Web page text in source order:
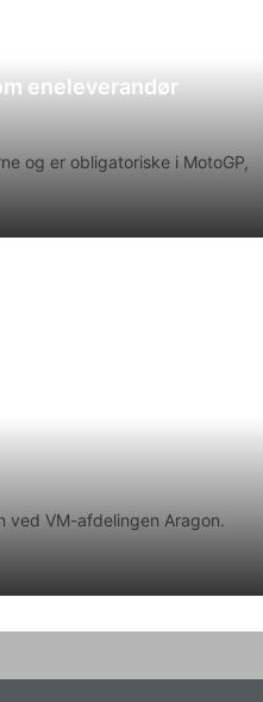
eneleverandør
og er obligatoriske i MotoGP,
ved VM-afdelingen Aragon.